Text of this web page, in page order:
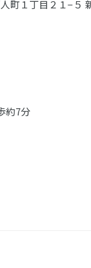
町１丁目２１−５
約7分